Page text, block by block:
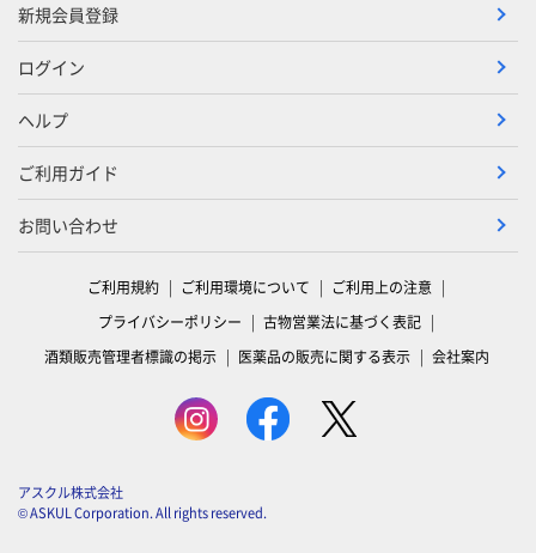
新規会員登録
ログイン
ヘルプ
ご利用ガイド
お問い合わせ
ご利用規約 ご利用環境について
ご利用上の注意
プライバシーポリシー
古物営業法に基づく表記
酒類販売管理者標識の掲示
医薬品の販売に関する表示 会社案内
アスクル株式会社
© ASKUL Corporation. All rights reserved.